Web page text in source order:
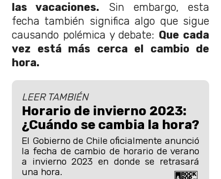
las vacaciones. Sin embargo, esta
fecha también significa algo que sigue
causando polémica y debate: Que cada
vez está más cerca el cambio de
hora.
LEER TAMBIÉN
Horario de invierno 2023:
¿Cuándo se cambia la hora?
El Gobierno de Chile oficialmente anunció
la fecha de cambio de horario de verano
a invierno 2023 en donde se retrasará
una hora.